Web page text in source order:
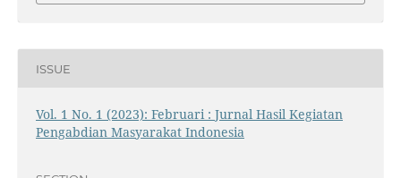
ISSUE
Vol. 1 No. 1 (2023): Februari : Jurnal Hasil Kegiatan
Pengabdian Masyarakat Indonesia